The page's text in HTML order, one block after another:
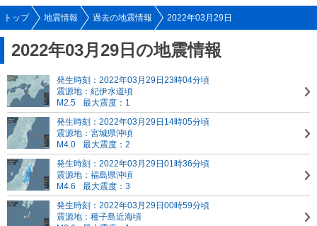
トップ 地震情報 過去の地震情報 2022年03月29日
2022年03月29日の地震情報
発生時刻：2022年03月29日23時04分頃
震源地：紀伊水道頃
M2.5
最大震度：1
発生時刻：2022年03月29日14時05分頃
震源地：宮城県沖頃
M4.0
最大震度：2
発生時刻：2022年03月29日01時36分頃
震源地：福島県沖頃
M4.6
最大震度：3
発生時刻：2022年03月29日00時59分頃
震源地：種子島近海頃